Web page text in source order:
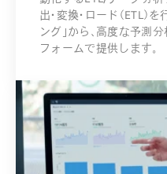
出・変換・ロード（ETL）
ング」から、高度な予測
フォームで提供します。